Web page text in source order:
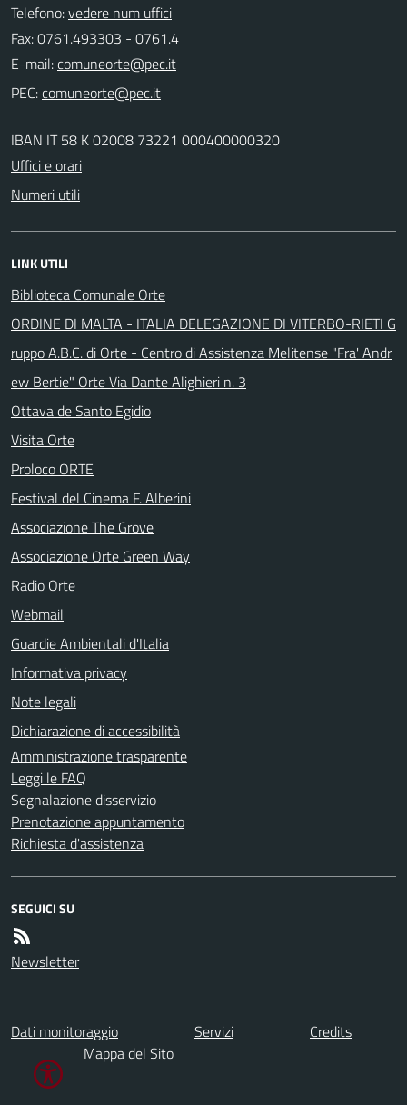
Telefono:vedere num uffici
Fax: 0761.493303 - 0761.4
E-mail:
PEC:
IBAN IT 58 K 02008 73221 000400000320
Uffici e orari
Numeri utili
LINK UTILI
Biblioteca Comunale Orte
ORDINE DI MALTA - ITALIA DELEGAZIONE DI VITERBO-RIETI G
ruppo A.B.C. di Orte - Centro di Assistenza Melitense "Fra' Andr
ew Bertie" Orte Via Dante Alighieri n. 3
Ottava de Santo Egidio
Visita Orte
Proloco ORTE
Festival del Cinema F. Alberini
Associazione The Grove
Associazione Orte Green Way
Radio Orte
Webmail
Guardie Ambientali d'Italia
Informativa privacy
Note legali
Dichiarazione di accessibilità
Amministrazione trasparente
Leggi le FAQ
Segnalazione disservizio
Prenotazione appuntamento
Richiesta d'assistenza
SEGUICI SU
Newsletter
Dati monitoraggio Servizi
Credits
Mappa del Sito